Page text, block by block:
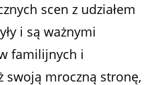
scen z udziałem
i są ważnymi
familijnych i
swoją mroczną stronę,